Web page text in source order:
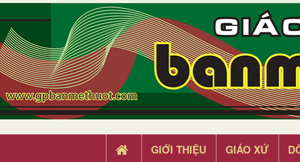
GIỚI THIỆU GIÁO XỨ